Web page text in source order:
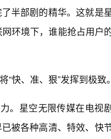
半部剧的精华。这就是
环境下，谁能抢占用户
快、准、狠”发挥到极致。
。星空无限传媒在电视
被各种高清、特效、快